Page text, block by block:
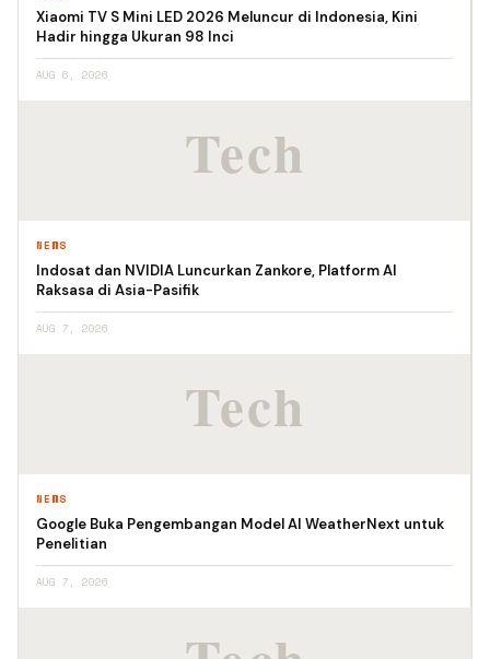
Xiaomi TV S Mini LED 2026 Meluncur di Indonesia, Kini
Hadir hingga Ukuran 98 Inci
AUG 6, 2026
NEWS
Indosat dan NVIDIA Luncurkan Zankore, Platform AI
Raksasa di Asia-Pasifik
AUG 7, 2026
NEWS
Google Buka Pengembangan Model AI WeatherNext untuk
Penelitian
AUG 7, 2026